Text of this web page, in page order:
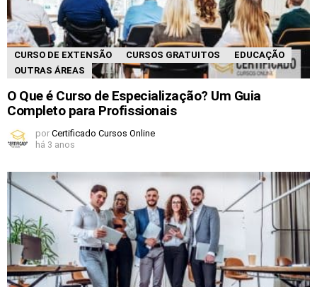
CURSO DE EXTENSÃO CURSOS GRATUITOS
EDUCAÇÃO
OUTRAS ÁREAS
O Que é Curso de Especialização? Um Guia
Completo para Profissionais
por Certificado Cursos Online
há 3 anos